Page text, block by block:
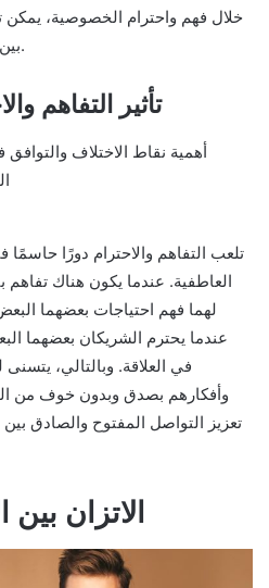
خلال فهم واحترام الخصوصية، يمكن
بين الشريكين وتعزيز جودة العلاقة.
تأثير التفاهم
تلعب التفاهم والاحترام دورًا حاسمًا
العاطفية. عندما يكون هناك
لهما فهم احتياجات بعضهما
عندما يحترم الشريكان بعضهما
في العلاقة. وبالتالي،
وأفكارهم بصدق وبدون خوف من
تعزيز التواصل المفتوح والصادق
الاتزان بين